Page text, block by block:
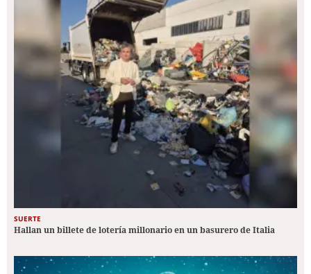
SUERTE
Hallan un billete de lotería millonario en un basurero de Italia